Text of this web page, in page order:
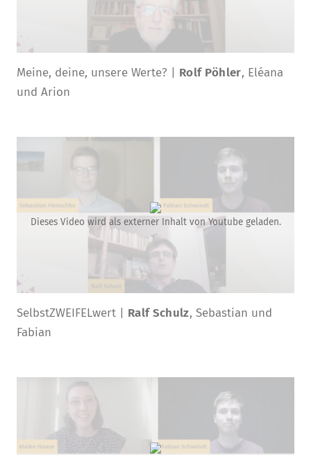
Meine, deine, unsere Werte? | Rolf Pöhler, Eléana
und Arion
Dieses Video wird als externer Inhalt von Youtube geladen.
SelbstZWEIFELwert | Ralf Schulz, Sebastian und
Fabian